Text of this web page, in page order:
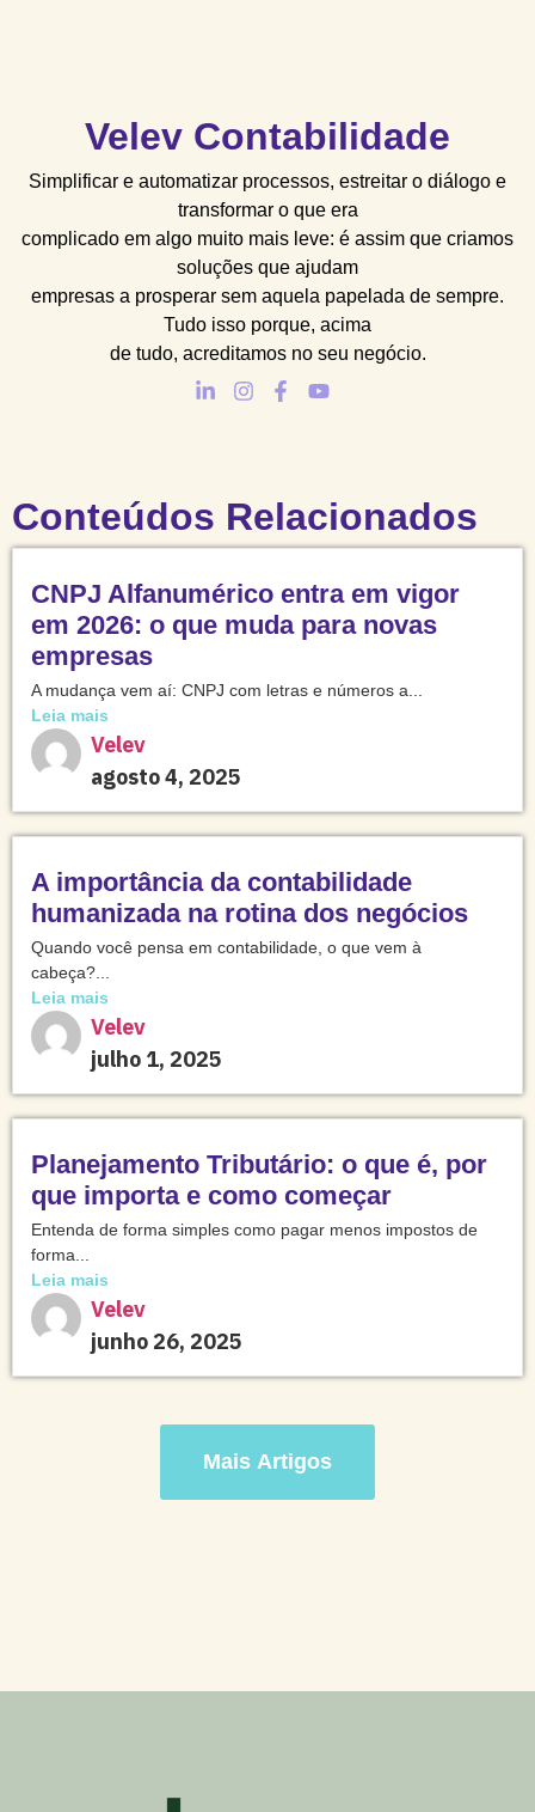
Velev Contabilidade
Simplificar e automatizar processos, estreitar o diálogo e
transformar o que era
complicado em algo muito mais leve: é assim que criamos
soluções que ajudam
empresas a prosperar sem aquela papelada de sempre.
Tudo isso porque, acima
de tudo, acreditamos no seu negócio.
Conteúdos Relacionados
CNPJ Alfanumérico entra em vigor
em 2026: o que muda para novas
empresas
A mudança vem aí: CNPJ com letras e números a...
Leia mais
Velev
agosto 4, 2025
A importância da contabilidade
humanizada na rotina dos negócios
Quando você pensa em contabilidade, o que vem à
cabeça?...
Leia mais
Velev
julho 1, 2025
Planejamento Tributário: o que é, por
que importa e como começar
Entenda de forma simples como pagar menos impostos de
forma...
Leia mais
Velev
junho 26, 2025
Mais Artigos